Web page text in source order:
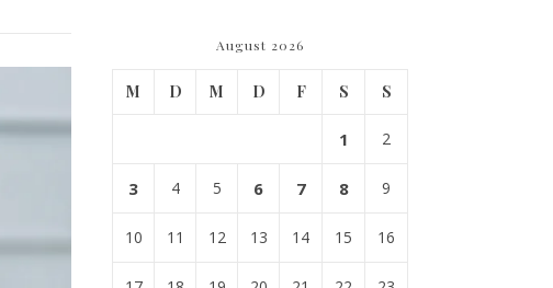
August 2026
M D M D F S S
1 2
3 4 5 6 7 8 9
10 11 12 13 14 15 16